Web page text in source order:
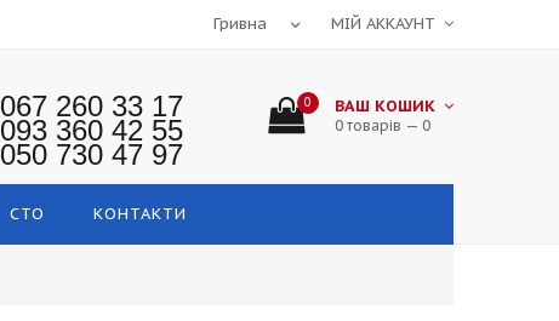
МІЙ АККАУНТ
067 260 33 17
093 360 42 55
050 730 47 97
0 ВАШ КОШИК
0 товарів — 0
СТО КОНТАКТИ